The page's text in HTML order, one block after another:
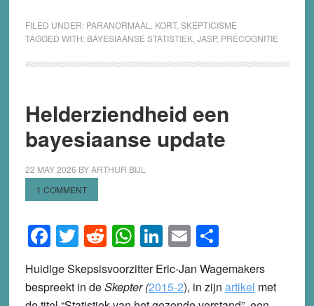
FILED UNDER: PARANORMAAL KORT, SKEPTICISME
TAGGED WITH: BAYESIAANSE STATISTIEK, JASP, PRECOGNITIE
Helderziendheid een
bayesiaanse update
22 MAY 2026 BYARTHUR BIJL
1 COMMENT
Facebook
Twitter
Reddit
WhatsApp
LinkedIn
EmailShare
Huidige Skepsisvoorzitter Eric-Jan Wagemakers
bespreekt in deSkepter (2015-2), in zijn artikel met